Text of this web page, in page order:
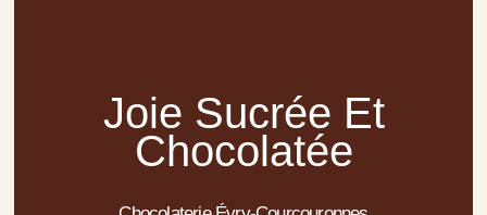
Joie Sucrée Et
Chocolatée